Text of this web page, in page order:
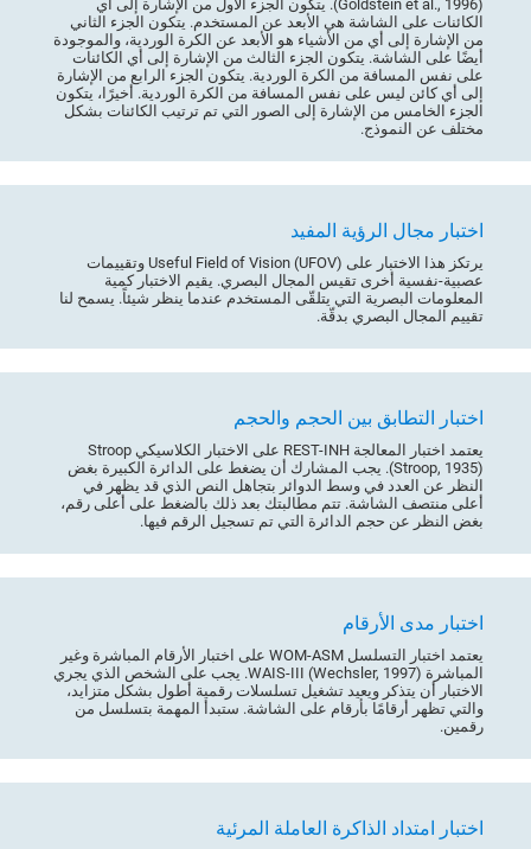
(Goldstein et al., 1996). يتكون الجزء الأول من الإشارة إلى أي
الكائنات على الشاشة هي الأبعد عن المستخدم. يتكون الجزء الثاني
من الإشارة إلى أي من الأشياء هو الأبعد عن الكرة الوردية، والموجودة
أيضًا على الشاشة. يتكون الجزء الثالث من الإشارة إلى أي الكائنات
على نفس المسافة من الكرة الوردية. يتكون الجزء الرابع من الإشارة
إلى أي كائن ليس على نفس المسافة من الكرة الوردية. أخيرًا، يتكون
الجزء الخامس من الإشارة إلى الصور التي تم ترتيب الكائنات بشكل
مختلف عن النموذج.
اختبار مجال الرؤية المفيد
يرتكز هذا الاختبار على (Useful Field of Vision (UFOV وتقييمات
عصبية-نفسية أخرى تقيس المجال البصري. يقيم الاختبار كمية
المعلومات البصرية التي يتلقّى المستخدم عندما ينظر شيئاً. يسمح لنا
تقييم المجال البصري بدقّة.
اختبار التطابق بين الحجم والحجم
يعتمد اختبار المعالجة REST-INH على الاختبار الكلاسيكي Stroop
(Stroop, 1935). يجب المشارك أن يضغط على الدائرة الكبيرة بغض
النظر عن العدد في وسط الدوائر بتجاهل النص الذي قد يظهر في
أعلى منتصف الشاشة. تتم مطالبتك بعد ذلك بالضغط على أعلى رقم،
بغض النظر عن حجم الدائرة التي تم تسجيل الرقم فيها.
اختبار مدى الأرقام
يعتمد اختبار التسلسل WOM-ASM على اختبار الأرقام المباشرة وغير
المباشرة WAIS-III (Wechsler, 1997). يجب على الشخص الذي يجري
الاختبار أن يتذكر ويعيد تشغيل تسلسلات رقمية أطول بشكل متزايد،
والتي تظهر أرقامًا بأرقام على الشاشة. ستبدأ المهمة بتسلسل من
رقمين.
اختبار امتداد الذاكرة العاملة المرئية